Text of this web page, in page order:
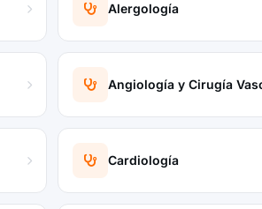
Alergología
Angiología y Cirugía
Cardiología